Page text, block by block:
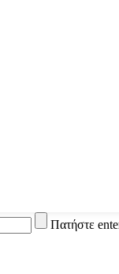
Πατήστε